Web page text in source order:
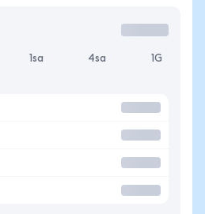
1sa 4sa 1G